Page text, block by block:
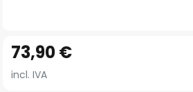
comienzo
73,90 €
incl. IVA